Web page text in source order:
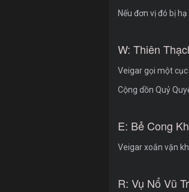
Nếu đơn vị đó bị
W: Thiên
Veigar gọi một
Cộng dồn Quỷ
E: Bẻ Cong
Veigar xoắn vặn
R: Vụ Nổ Vũ